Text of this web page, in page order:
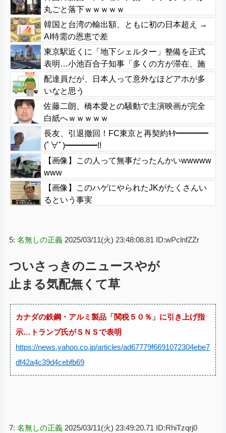
丸ごと落下ｗｗｗｗｗ
韓国と台湾の輸出額、ともに初の日本超え →
AI特需の恩恵で差
東京駅近くに「地下シェルター」整備を正式
表明…小池百合子知事「多くの方が滞在、施
設整備の効果高い」
配達員だが、日本人って意外なほどアホが多
いなと思う
佐藤二朗、橋本愛との騒動で主演映画が完全
白紙へｗｗｗｗｗ
長友、引退撤回！FC東京と再契約ｷﾀ━━━━
(ﾟ∀ﾟ)━━━━!!
【画像】この人って無事だったんかいwwwww
www
【画像】このハゲにやられたJKがたくさんい
るという事実
5: 名無しの正義 2025/03/11(火) 23:48:08.81 ID:wPclnfZZr
ついさっきのニュースやが
止まる気配無くて草
カナダの鉄鋼・アルミ製品「関税５０％」に引き上げ指
示…トランプ氏がＳＮＳで表明
https://news.yahoo.co.jp/articles/ad67779f6691072304ebe7
df42a4c39d4cebfb69
7: 名無しの正義 2025/03/11(火) 23:49:20.71 ID:RhiTzqrj0